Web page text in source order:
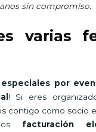
sin compromiso.
varias
por
! Si eres
contigo como socio
facturación